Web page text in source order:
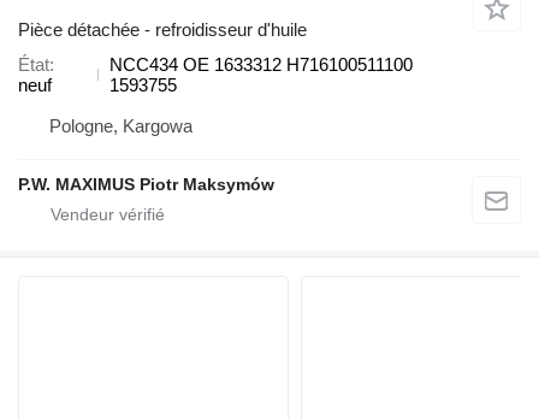
Pièce détachée - refroidisseur d'huile
État
neuf
NCC434 OE 1633312 H716100511100
1593755
Pologne, Kargowa
P.W. MAXIMUS Piotr Maksymów